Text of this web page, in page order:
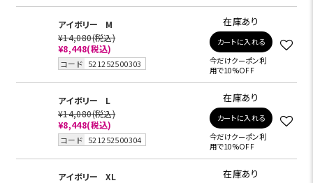
アイボリー
M
¥14,080(税込)
¥8,448(税込)
コード 521252500303
在庫あり
カートに入れる
今だけクーポン利
用で10%OFF
アイボリー
L
¥14,080(税込)
¥8,448(税込)
コード 521252500304
在庫あり
カートに入れる
今だけクーポン利
用で10%OFF
アイボリー
XL
在庫あり